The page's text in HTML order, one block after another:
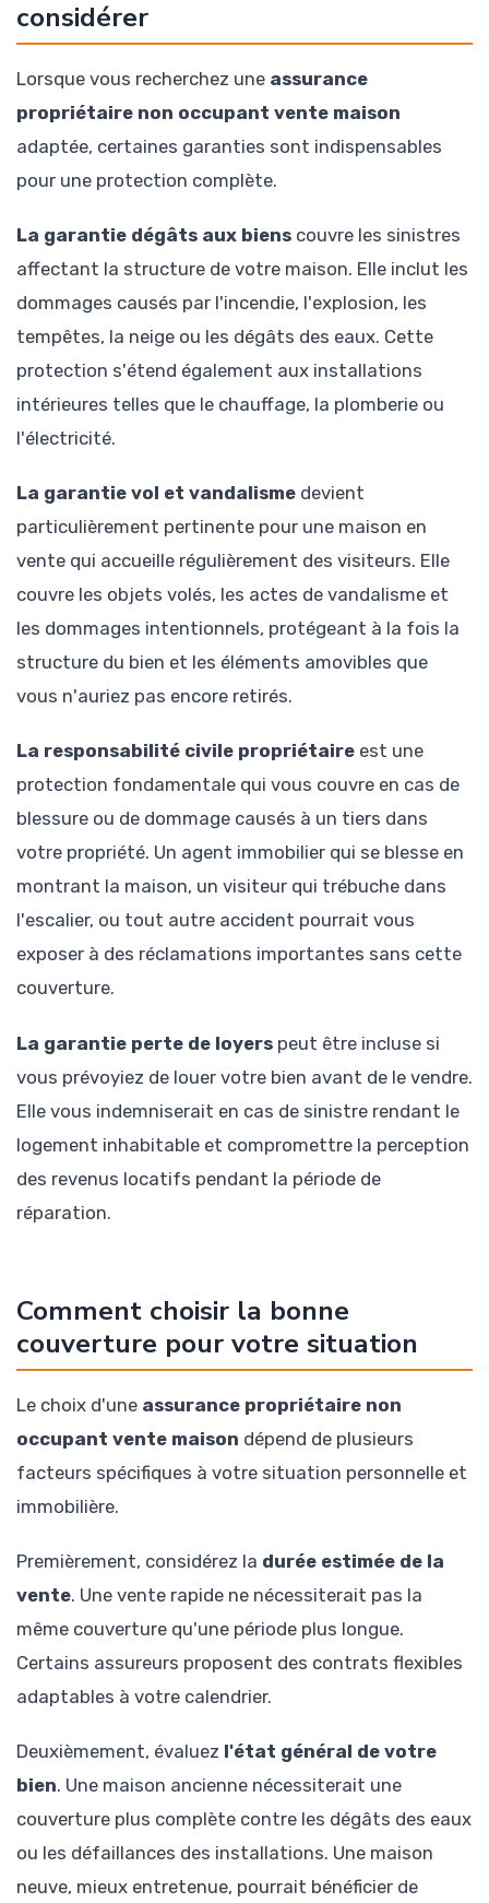
considérer
Lorsque vous recherchez une assurance
propriétaire non occupant vente maison
adaptée, certaines garanties sont indispensables
pour une protection complète.
La garantie dégâts aux biens couvre les sinistres
affectant la structure de votre maison. Elle inclut les
dommages causés par l'incendie, l'explosion, les
tempêtes, la neige ou les dégâts des eaux. Cette
protection s'étend également aux installations
intérieures telles que le chauffage, la plomberie ou
l'électricité.
La garantie vol et vandalisme devient
particulièrement pertinente pour une maison en
vente qui accueille régulièrement des visiteurs. Elle
couvre les objets volés, les actes de vandalisme et
les dommages intentionnels, protégeant à la fois la
structure du bien et les éléments amovibles que
vous n'auriez pas encore retirés.
La responsabilité civile propriétaire est une
protection fondamentale qui vous couvre en cas de
blessure ou de dommage causés à un tiers dans
votre propriété. Un agent immobilier qui se blesse en
montrant la maison, un visiteur qui trébuche dans
l'escalier, ou tout autre accident pourrait vous
exposer à des réclamations importantes sans cette
couverture.
La garantie perte de loyers peut être incluse si
vous prévoyiez de louer votre bien avant de le vendre.
Elle vous indemniserait en cas de sinistre rendant le
logement inhabitable et compromettre la perception
des revenus locatifs pendant la période de
réparation.
Comment choisir la bonne
couverture pour votre situation
Le choix d'une assurance propriétaire non
occupant vente maison dépend de plusieurs
facteurs spécifiques à votre situation personnelle et
immobilière.
Premièrement, considérez la durée estimée de la
vente. Une vente rapide ne nécessiterait pas la
même couverture qu'une période plus longue.
Certains assureurs proposent des contrats flexibles
adaptables à votre calendrier.
Deuxièmement, évaluez l'état général de votre
bien. Une maison ancienne nécessiterait une
couverture plus complète contre les dégâts des eaux
ou les défaillances des installations. Une maison
neuve, mieux entretenue, pourrait bénéficier de